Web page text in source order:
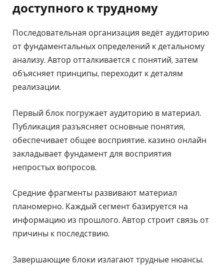
доступного к трудному
Последовательная организация ведёт аудиторию
от фундаментальных определений к детальному
анализу. Автор отталкивается с понятий, затем
объясняет принципы, переходит к деталям
реализации.
Первый блок погружает аудиторию в материал.
Публикация разъясняет основные понятия,
обеспечивает общее восприятие. казино онлайн
закладывает фундамент для восприятия
непростых вопросов.
Средние фрагменты развивают материал
планомерно. Каждый сегмент базируется на
информацию из прошлого. Автор строит связь от
причины к последствию.
Завершающие блоки излагают трудные нюансы.